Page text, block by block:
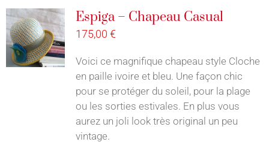
Espiga – Chapeau Casual
175,00 €
Voici ce magnifique chapeau style Cloche
en paille ivoire et bleu. Une façon chic
pour se protéger du soleil, pour la plage
ou les sorties estivales. En plus vous
aurez un joli look très original un peu
vintage.